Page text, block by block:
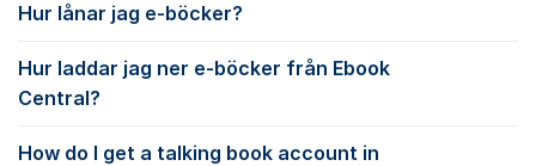
Hur lånar jag e-böcker?
Hur laddar jag ner e-böcker från Ebook
Central?
How do I get a talking book account in